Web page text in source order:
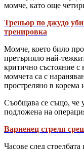
момче, като още
Треньор по джудо
тренировка
Момче, което било
претърпяло най-
критично състояние с
момчета са с
простреляно в корема
Съобщава се също, че
подложена на
Варненец стреля
Часове след